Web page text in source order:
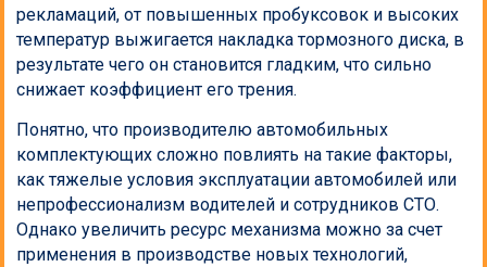
рекламаций, от повышенных пробуксовок и высоких
температур выжигается накладка тормозного диска, в
результате чего он становится гладким, что сильно
снижает коэффициент его трения.
Понятно, что производителю автомобильных
комплектующих сложно повлиять на такие факторы,
как тяжелые условия эксплуатации автомобилей или
непрофессионализм водителей и сотрудников СТО.
Однако увеличить ресурс механизма можно за счет
применения в производстве новых технологий,